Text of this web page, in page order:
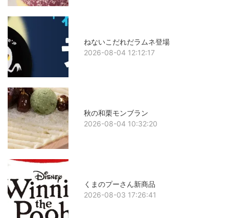
ねないこだれだラムネ登場
2026-08-04 12:12:17
秋の和栗モンブラン
2026-08-04 10:32:20
くまのプーさん新商品
2026-08-03 17:26:41